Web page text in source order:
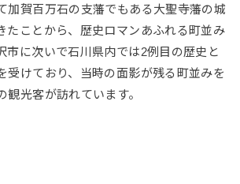
加賀百万石の支藩でもある大聖寺藩の城
たことから、歴史ロマンあふれる町並み
市に次いで石川県内では2例目の歴史と
受けており、当時の面影が残る町並みを
観光客が訪れています。